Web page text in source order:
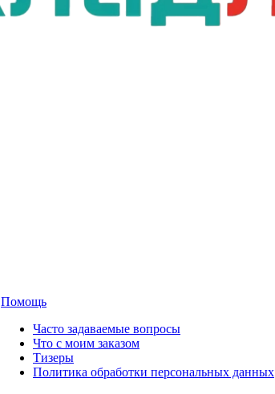
Помощь
Часто задаваемые вопросы
Что с моим заказом
Тизеры
Политика обработки персональных данных